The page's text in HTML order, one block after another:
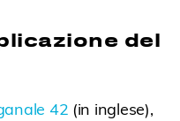
del
42 (in inglese),